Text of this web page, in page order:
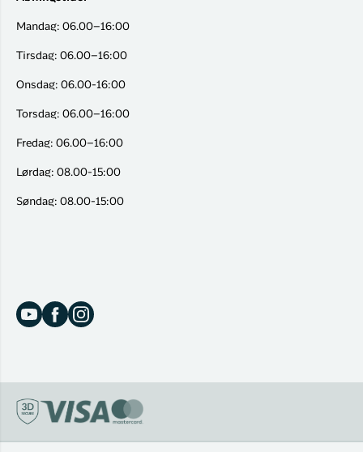
Mandag: 06.00–16:00
Tirsdag: 06.00–16:00
Onsdag: 06.00-16:00
Torsdag: 06.00–16:00
Fredag: 06.00–16:00
Lørdag: 08.00-15:00
Søndag: 08.00-15:00